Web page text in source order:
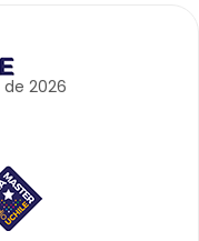
de 2026